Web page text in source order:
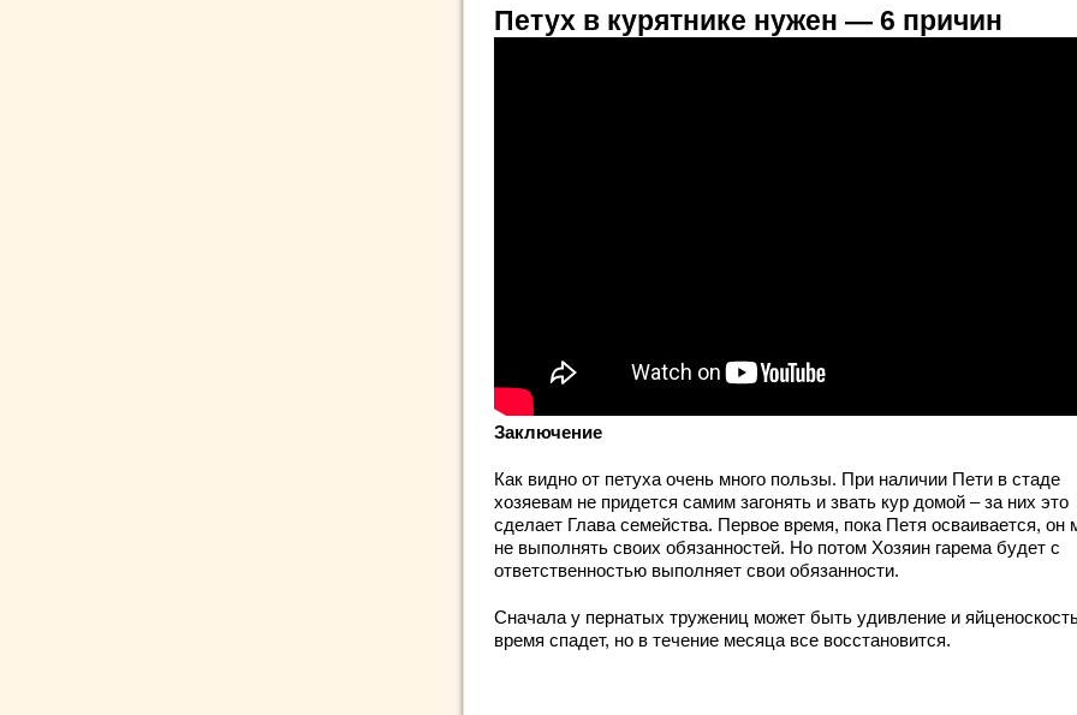
Петух в курятнике нужен — 6 причин
Заключение
Как видно от петуха очень много пользы. При наличии Пети в стаде
хозяевам не придется самим загонять и звать кур домой – за них это
сделает Глава семейства. Первое время, пока Петя осваивается, он
не выполнять своих обязанностей. Но потом Хозяин гарема будет с
ответственностью выполняет свои обязанности.
Сначала у пернатых тружениц может быть удивление и
время спадет, но в течение месяца все восстановится.